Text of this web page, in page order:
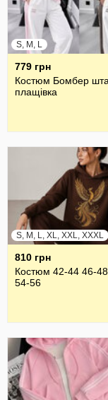
S, M, L
779 грн
Костюм Бомбер
плащівка
S, M, L, XL, XXL, XXXL
810 грн
Костюм 42-44 46-
54-56